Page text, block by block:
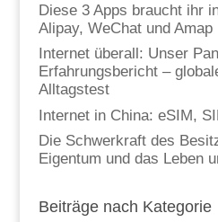
Diese 3 Apps braucht ihr
Alipay, WeChat und Amap
Internet überall: Unser
Erfahrungsbericht –
Alltagstest
Internet in China: eSIM,
Die Schwerkraft des
Eigentum und das Leben
Beiträge nach Kategorie